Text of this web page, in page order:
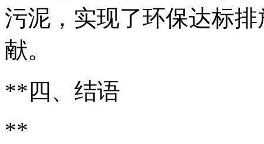
污泥，实现了环保达标
献。
**四、结语
**